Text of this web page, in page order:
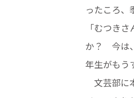
ったころ、
「むつき
か？ 今は
年生がもう
文芸部に